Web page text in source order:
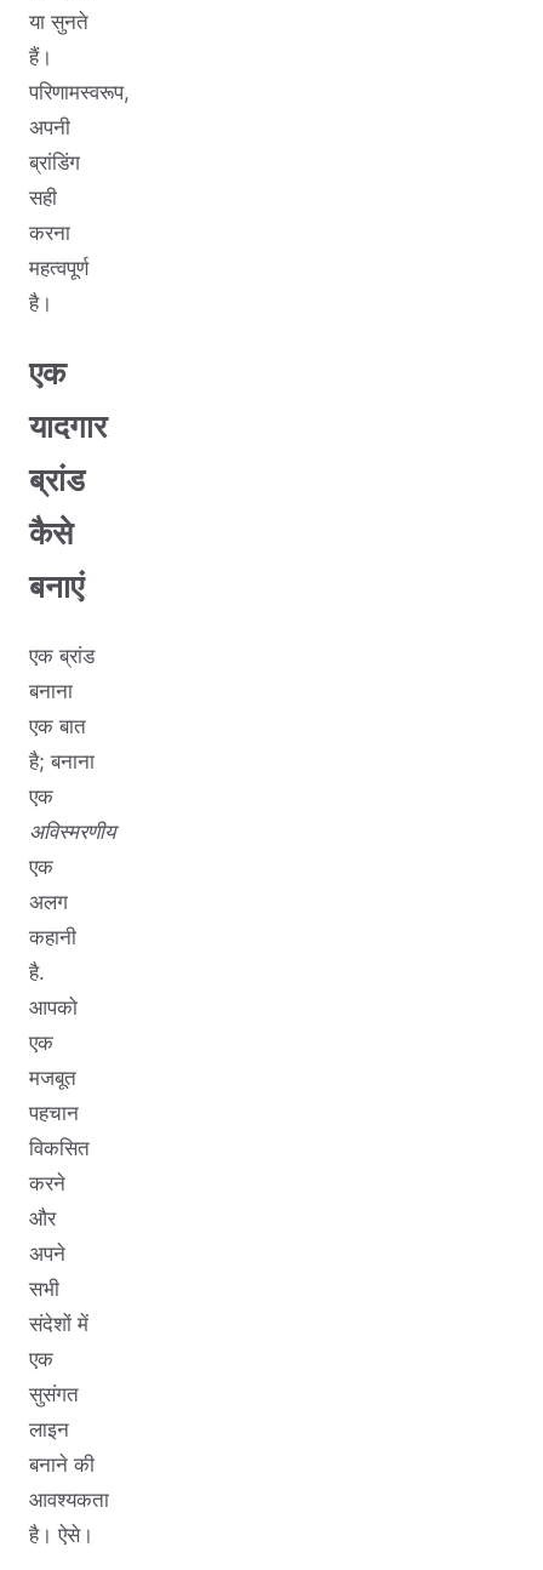
या सुनते
हैं।
परिणामस्वरूप,
अपनी
ब्रांडिंग
सही
करना
महत्वपूर्ण
है।
एक
यादगार
ब्रांड
कैसे
बनाएं
एक ब्रांड
बनाना
एक बात
है; बनाना
एक
अविस्मरणीय
एक
अलग
कहानी
है.
आपको
एक
मजबूत
पहचान
विकसित
करने
और
अपने
सभी
संदेशों में
एक
सुसंगत
लाइन
बनाने की
आवश्यकता
है। ऐसे।